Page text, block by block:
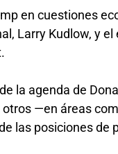
en cuestiones
Larry Kudlow, y
la agenda de
—en áreas
las posiciones